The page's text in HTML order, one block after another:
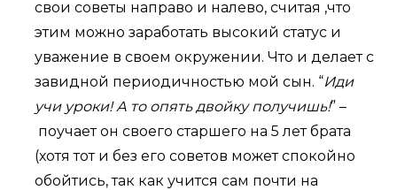
свои советы направо и налево, считая ,что
этим можно заработать высокий статус и
уважение в своем окружении. Что и делает с
завидной периодичностью мой сын. “Иди
учи уроки! А то опять двойку получишь!” –
поучает он своего старшего на 5 лет брата
(хотя тот и без его советов может спокойно
обойтись, так как учится сам почти на